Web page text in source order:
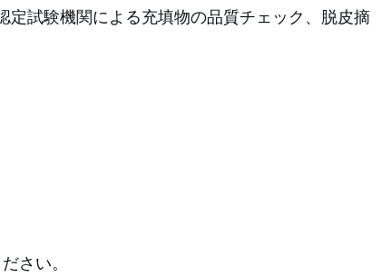
試験機関による充填物の品質チェック、脱皮摘
さい。